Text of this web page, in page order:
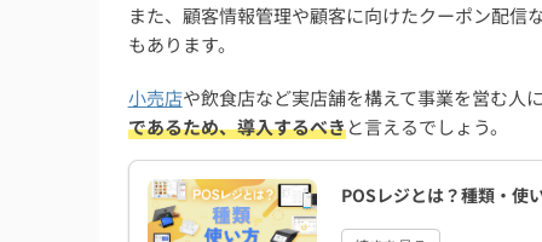
POSレジメーカー人気ランキングのラインナ
無料で使える新しいPOSレジのおすすめは？
まとめ：POSレジを導入するメリット・デ
また、顧客情報管理や顧客に向けたクーポン配信
もあります。
小売店や飲食店など実店舗を構えて事業を営む人
であるため、導入するべきと言えるでしょう。
POSレジとは？種類・使